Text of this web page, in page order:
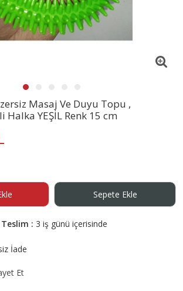
Masaj Ve Duyu Topu ,
Halka YEŞİL Renk 15 cm
Sepete Ekle
: 3 iş günü içerisinde
İade
Et